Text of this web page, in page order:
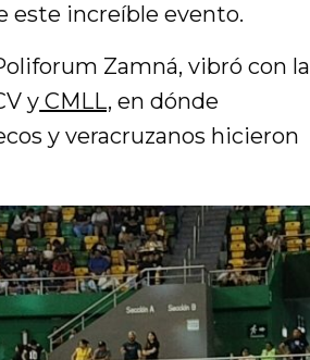
este increíble evento.
Zamná, vibró con la
y CMLL, en dónde
y veracruzanos hicieron